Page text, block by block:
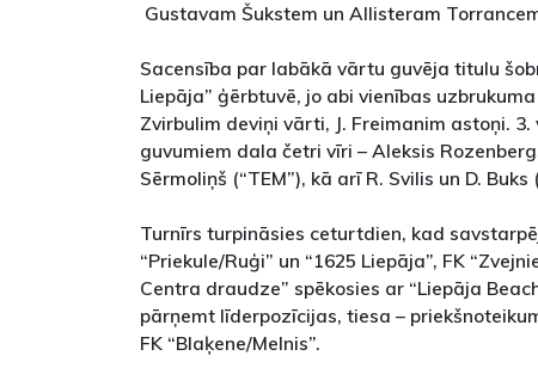
Gustavam Šukstem un Allisteram
Sacensība par labākā vārtu guvēja titulu
Liepāja” ģērbtuvē, jo abi vienības
Zvirbulim deviņi vārti, J. Freimanim astoņi.
guvumiem dala četri vīri – Aleksis
Sērmoliņš (“TEM”), kā arī R. Svilis un D. Buks
Turnīrs turpināsies ceturtdien, kad
“Priekule/Ruģi” un “1625 Liepāja”, FK
Centra draudze” spēkosies ar “Liepāja
pārņemt līderpozīcijas, tiesa –
FK “Blaķene/Melnis”.